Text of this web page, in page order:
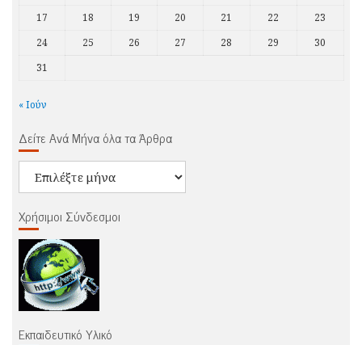
17
18 19 20 21 22
23
24
25 26 27 28 29
30
31
« Ιούν
Δείτε Ανά Μήνα όλα τα Άρθρα
όλα
Άρθρα
Χρήσιμοι Σύνδεσμοι
Εκπαιδευτικό Υλικό